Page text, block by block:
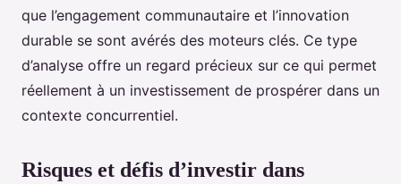
que l’engagement communautaire et l’innovation
durable se sont avérés des moteurs clés. Ce type
d’analyse offre un regard précieux sur ce qui permet
réellement à un investissement de prospérer dans un
contexte concurrentiel.
Risques et défis d’investir dans